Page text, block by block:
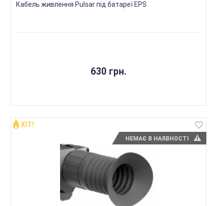
Кабель живлення Pulsar під батареї EPS
630 грн.
НЕМАЄ В НАЯВНОСТІ
ХІТ!